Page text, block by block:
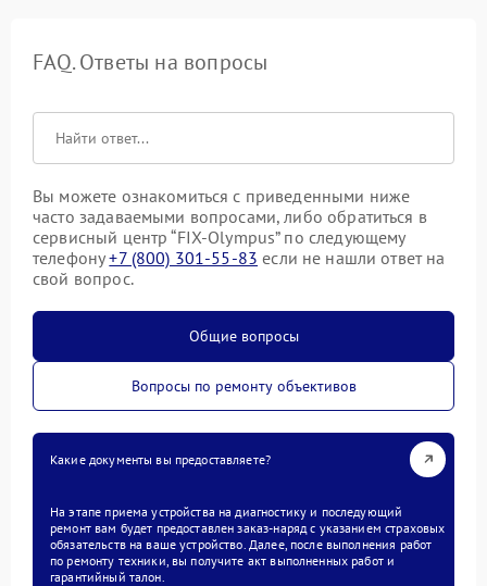
FAQ. Ответы на вопросы
Вы можете ознакомиться с приведенными ниже
часто задаваемыми вопросами, либо обратиться в
сервисный центр “FIX-Olympus” по следующему
телефону+7 (800) 301-55-83 если не нашли ответ на
свой вопрос.
Общие вопросы
Вопросы по ремонту объективов
Какие документы вы предоставляете?
На этапе приема устройства на диагностику и последующий
ремонт вам будет предоставлен заказ-наряд с указанием страховых
обязательств на ваше устройство. Далее, после выполнения работ
по ремонту техники, вы получите акт выполненных работ и
гарантийный талон.